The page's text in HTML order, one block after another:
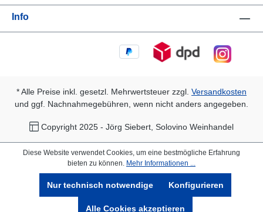
Info
* Alle Preise inkl. gesetzl. Mehrwertsteuer zzgl. Versandkosten
und ggf. Nachnahmegebühren, wenn nicht anders angegeben.
Copyright 2025 - Jörg Siebert, Solovino Weinhandel
Diese Website verwendet Cookies, um eine bestmögliche Erfahrung
bieten zu können. Mehr Informationen ...
Nur technisch notwendige Konfigurieren
Alle Cookies akzeptieren